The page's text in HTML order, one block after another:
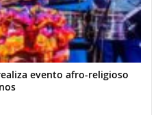
evento afro-religioso